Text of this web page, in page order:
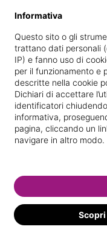
Vedi le
Informativa
Questo sito o gli
trattano dati personali
IP) e fanno uso di
per il funzionamento e
descritte nella cookie
Dichiari di accettare
identificatori
informativa,
pagina, cliccando un
navigare in altro modo.